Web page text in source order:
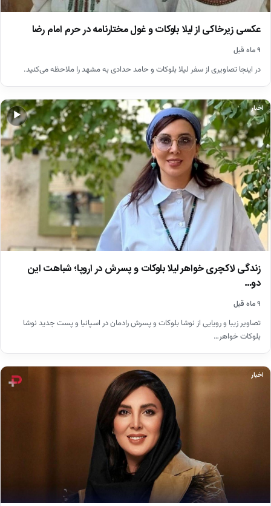
عکسی زیرخاکی از لیلا بلوکات و غول مختارنامه در حرم امام رضا
۹ ماه قبل
در اینجا تصاویری از سفر لیلا بلوکات و حامد حدادی به مشهد را ملاحظه می‌کنید.
▶
اخبار
زندگی لاکچری خواهر لیلا بلوکات و پسرش در اروپا؛ شباهت این
دو…
۹ ماه قبل
تصاویر زیبا و رویایی از نوشا بلوکات و پسرش رادمان در اسپانیا و پست جدید نوشا
بلوکات خواهر…
اخبار